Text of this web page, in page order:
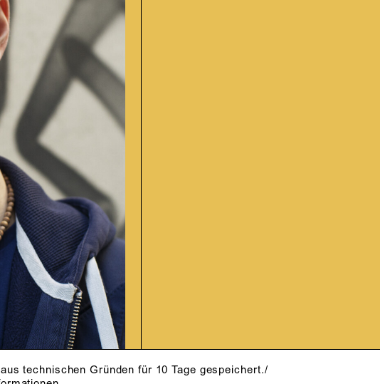
technischen Gründen für 10 Tage gespeichert./